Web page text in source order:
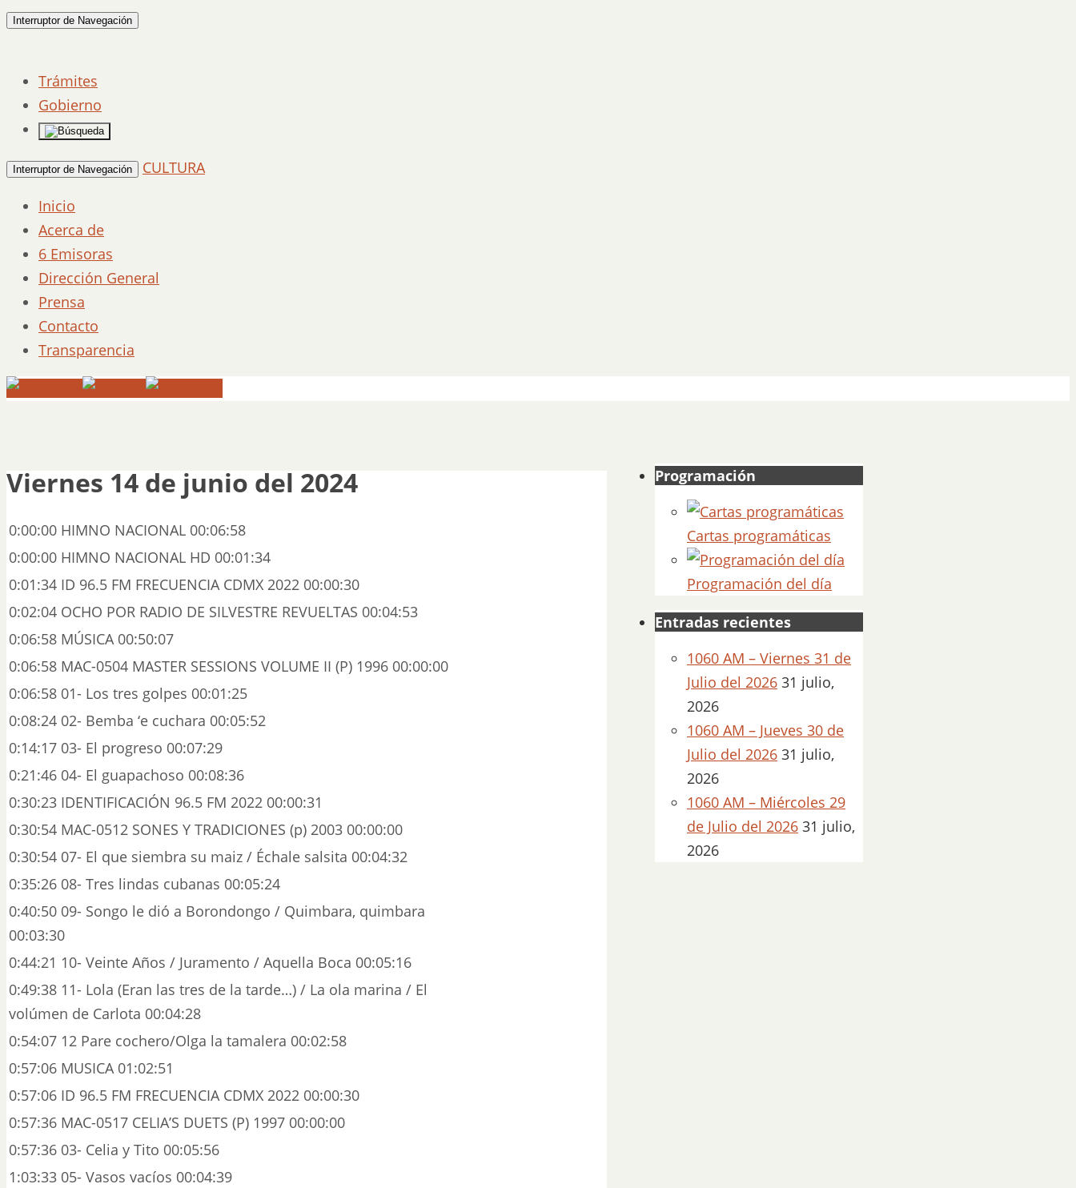
Interruptor de Navegación
Trámites
Gobierno
Interruptor de Navegación
CULTURA
Inicio
Acerca de
6 Emisoras
Dirección General
Prensa
Contacto
Transparencia
Viernes 14 de junio del 2024
0:00:00 HIMNO NACIONAL 00:06:58
0:00:00 HIMNO NACIONAL HD 00:01:34
0:01:34 ID 96.5 FM FRECUENCIA CDMX 2022 00:00:30
0:02:04 OCHO POR RADIO DE SILVESTRE REVUELTAS 00:04:53
0:06:58 MÚSICA 00:50:07
0:06:58 MAC-0504 MASTER SESSIONS VOLUME II (P) 1996 00:00:00
0:06:58 01- Los tres golpes 00:01:25
0:08:24 02- Bemba ‘e cuchara 00:05:52
0:14:17 03- El progreso 00:07:29
0:21:46 04- El guapachoso 00:08:36
0:30:23 IDENTIFICACIÓN 96.5 FM 2022 00:00:31
0:30:54 MAC-0512 SONES Y TRADICIONES (p) 2003 00:00:00
0:30:54 07- El que siembra su maiz / Échale salsita 00:04:32
0:35:26 08- Tres lindas cubanas 00:05:24
0:40:50 09- Songo le dió a Borondongo / Quimbara, quimbara
00:03:30
0:44:21 10- Veinte Años / Juramento / Aquella Boca 00:05:16
0:49:38 11- Lola (Eran las tres de la tarde…) / La ola marina / El
volúmen de Carlota 00:04:28
0:54:07 12 Pare cochero/Olga la tamalera 00:02:58
0:57:06 MUSICA 01:02:51
0:57:06 ID 96.5 FM FRECUENCIA CDMX 2022 00:00:30
0:57:36 MAC-0517 CELIA’S DUETS (P) 1997 00:00:00
0:57:36 03- Celia y Tito 00:05:56
1:03:33 05- Vasos vacíos 00:04:39
Programación
Cartas programáticas
Programación del día
Entradas recientes
1060 AM – Viernes 31 de
Julio del 2026 31 julio,
2026
1060 AM – Jueves 30 de
Julio del 2026 31 julio,
2026
1060 AM – Miércoles 29
de Julio del 2026 31 julio,
2026